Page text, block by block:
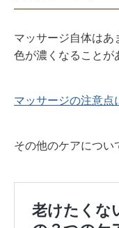
マッサージ自体はあ
色が濃くなることが
マッサージの注意点
その他のケアについ